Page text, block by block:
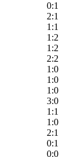
0:1
2:1
1:1
1:2
1:2
2:2
1:0
1:0
1:0
3:0
1:1
1:0
2:1
0:1
0:0